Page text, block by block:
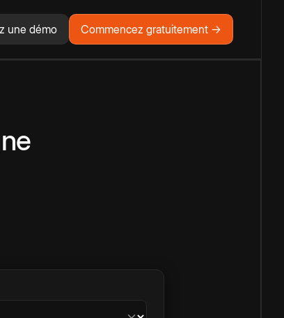
une démo Commencez gratuitement →